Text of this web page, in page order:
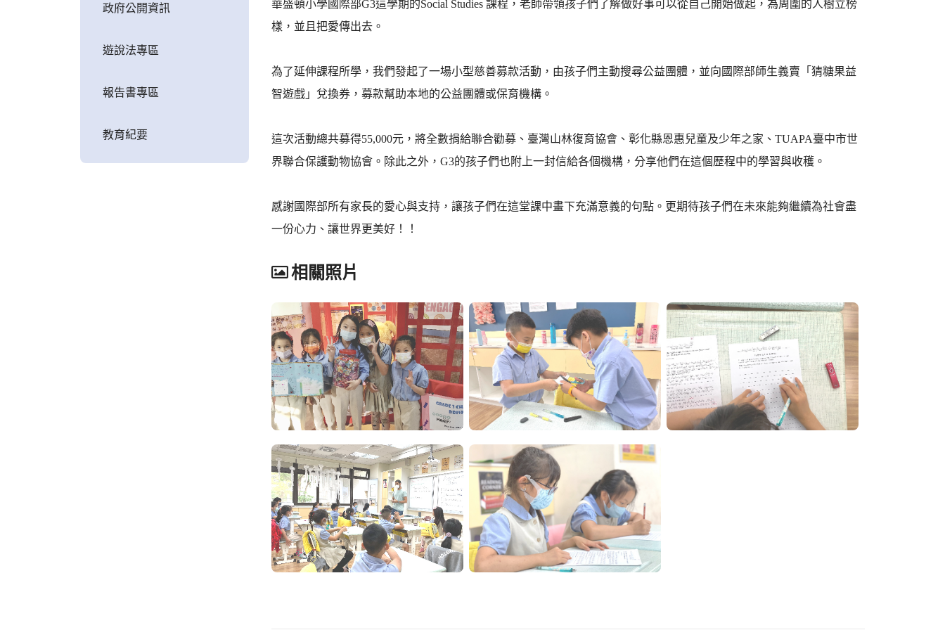
政府公開資訊
遊說法專區
報告書專區
教育紀要
華盛頓小學國際部G3這學期的Social Studies 課程，老師帶領孩子們了解做好事可以從自己開始做起，為周圍的人樹立榜
樣，並且把愛傳出去。
為了延伸課程所學，我們發起了一場小型慈善募款活動，由孩子們主動搜尋公益團體，並向國際部師生義賣「猜糖果益
智遊戲」兌換券，募款幫助本地的公益團體或保育機構。
這次活動總共募得55,000元，將全數捐給聯合勸募、臺灣山林復育協會、彰化縣恩惠兒童及少年之家、TUAPA臺中市世
界聯合保護動物協會。除此之外，G3的孩子們也附上一封信給各個機構，分享他們在這個歷程中的學習與收穫。
感謝國際部所有家長的愛心與支持，讓孩子們在這堂課中畫下充滿意義的句點。更期待孩子們在未來能夠繼續為社會盡
一份心力、讓世界更美好！！
相關照片